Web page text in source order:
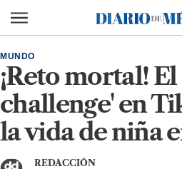
Diario de México
¡Reto mortal!
challenge' en
la vida de niña
MUNDO
REDACCIÓN